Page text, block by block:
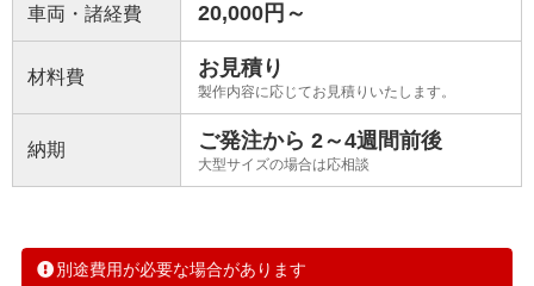
車両・諸経費 20,000円～
材料費 お見積り
製作内容に応じてお見積りいたします。
納期 ご発注から 2～4週間前後
大型サイズの場合は応相談
別途費用が必要な場合があります